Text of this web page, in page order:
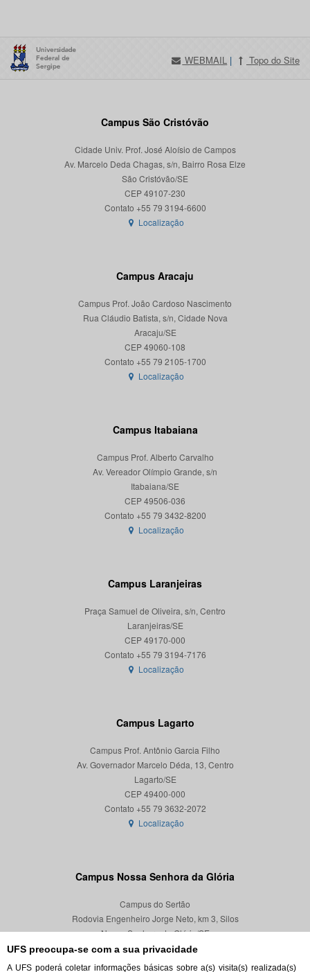
UFS preocupa-se com a sua privacidade
A UFS poderá coletar informações básicas sobre a(s) visita(s) realizada(s)
WEBMAIL | Topo do Site
Campus São Cristóvão
Cidade Univ. Prof. José Aloísio de Campos
Av. Marcelo Deda Chagas, s/n, Bairro Rosa Elze
São Cristóvão/SE
CEP 49107-230
Localização
Campus Aracaju
Campus Prof. João Cardoso Nascimento
Rua Cláudio Batista, s/n, Cidade Nova
Aracaju/SE
CEP 49060-108
Localização
Campus Itabaiana
Campus Prof. Alberto Carvalho
Av. Vereador Olímpio Grande, s/n
Itabaiana/SE
CEP 49506-036
Localização
Campus Laranjeiras
Praça Samuel de Oliveira, s/n, Centro
Laranjeiras/SE
CEP 49170-000
Localização
Campus Lagarto
Campus Prof. Antônio Garcia Filho
Av. Governador Marcelo Déda, 13, Centro
Lagarto/SE
CEP 49400-000
Localização
Campus Nossa Senhora da Glória
Campus do Sertão
Rodovia Engenheiro Jorge Neto, km 3, Silos
Nossa Senhora da Glória/SE
CEP 49680-000